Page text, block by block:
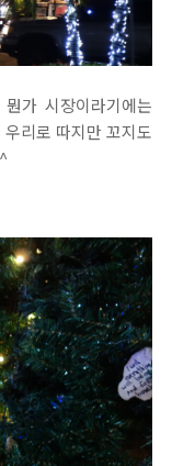
가 시장이라기에는
리로 따지만 꼬지도